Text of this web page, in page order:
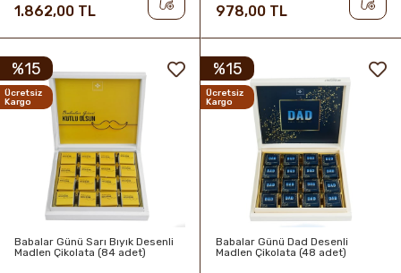
1.862,00 TL 978,00 TL
Babalar Günü Sarı Bıyık Desenli
Madlen Çikolata (84 adet)
%15
Ücretsiz
Kargo
Babalar Günü Dad Desenli
Madlen Çikolata (48 adet)
%15
Ücretsiz
Kargo